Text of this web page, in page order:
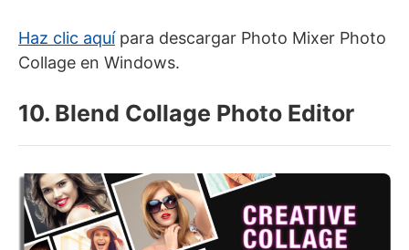
Haz clic aquípara descargar Photo Mixer Photo
Collage en Windows.
10. Blend Collage Photo Editor